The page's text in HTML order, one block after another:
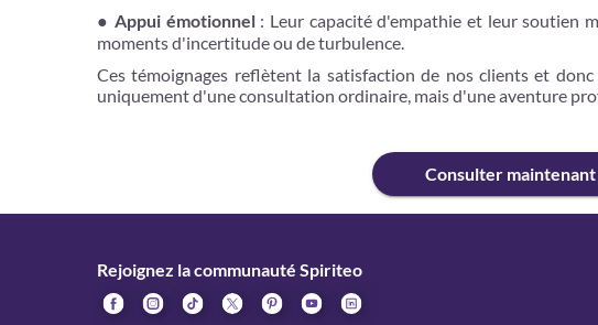
● Appui émotionnel: Leur capacité d'empathie et leur soutien
moments d'incertitude ou de turbulence.
Ces témoignages reflètent la satisfaction de nos clients et
uniquement d'une consultation ordinaire, mais d'une aventure
Consulter maintenant
Rejoignez la communauté Spiriteo